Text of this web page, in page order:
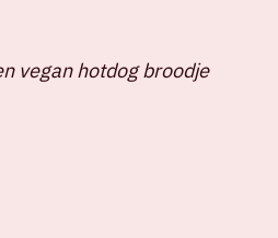
vegan hotdog broodje